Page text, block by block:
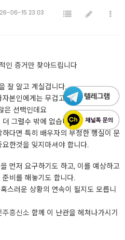
06-15 23:03
인 증거만 찾아드립니다
잘 알고 계실겁니다.
본인에게는 무겁고 힘든일이 될수 있
은 선택인데요
그럴수 밖에 없습니다.
다면 특히 배우자의 부정한 행실이 문
한것을 잊지마셔야 합니다.
먼저 요구하기도 하고, 이를 예상하고
비를 해놓기도 합니다.
스러운 상황의 연속이 될지도 모릅니
주흥신소 함께 이 난관을 헤쳐나가시기